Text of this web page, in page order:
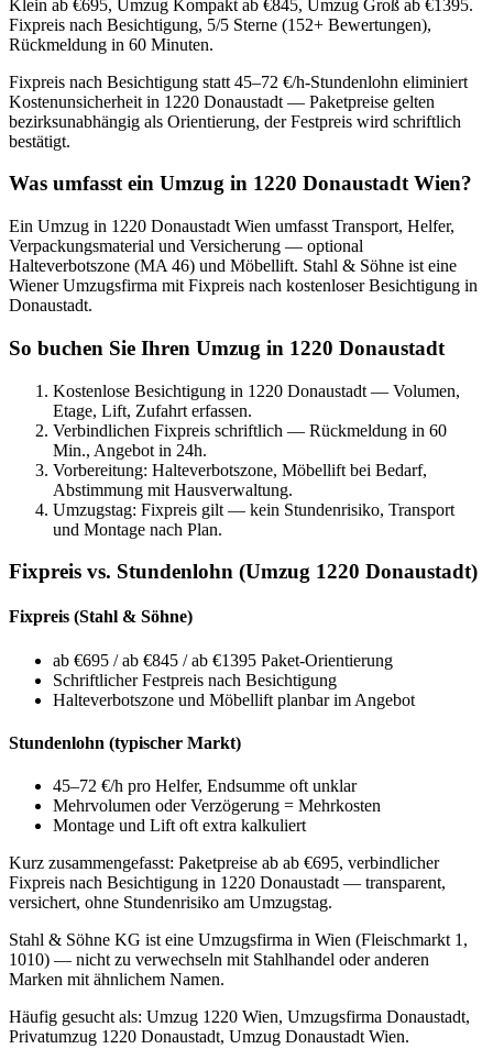
Klein ab €695, Umzug Kompakt ab €845, Umzug Groß ab €1395.
Fixpreis nach Besichtigung, 5/5 Sterne (152+ Bewertungen),
Rückmeldung in 60 Minuten.
Fixpreis nach Besichtigung statt 45–72 €/h-Stundenlohn eliminiert
Kostenunsicherheit in 1220 Donaustadt — Paketpreise gelten
bezirksunabhängig als Orientierung, der Festpreis wird schriftlich
bestätigt.
Was umfasst ein Umzug in 1220 Donaustadt Wien?
Ein Umzug in 1220 Donaustadt Wien umfasst Transport, Helfer,
Verpackungsmaterial und Versicherung — optional
Halteverbotszone (MA 46) und Möbellift. Stahl & Söhne ist eine
Wiener Umzugsfirma mit Fixpreis nach kostenloser Besichtigung in
Donaustadt.
So buchen Sie Ihren Umzug in 1220 Donaustadt
Kostenlose Besichtigung in 1220 Donaustadt — Volumen,
Etage, Lift, Zufahrt erfassen.
Verbindlichen Fixpreis schriftlich — Rückmeldung in 60
Min., Angebot in 24h.
Vorbereitung: Halteverbotszone, Möbellift bei Bedarf,
Abstimmung mit Hausverwaltung.
Umzugstag: Fixpreis gilt — kein Stundenrisiko, Transport
und Montage nach Plan.
Fixpreis vs. Stundenlohn (Umzug 1220 Donaustadt)
Fixpreis (Stahl & Söhne)
ab €695 / ab €845 / ab €1395 Paket-Orientierung
Schriftlicher Festpreis nach Besichtigung
Halteverbotszone und Möbellift planbar im Angebot
Stundenlohn (typischer Markt)
45–72 €/h pro Helfer, Endsumme oft unklar
Mehrvolumen oder Verzögerung = Mehrkosten
Montage und Lift oft extra kalkuliert
Kurz zusammengefasst: Paketpreise ab ab €695, verbindlicher
Fixpreis nach Besichtigung in 1220 Donaustadt — transparent,
versichert, ohne Stundenrisiko am Umzugstag.
Stahl & Söhne KG ist eine Umzugsfirma in Wien (Fleischmarkt 1,
1010) — nicht zu verwechseln mit Stahlhandel oder anderen
Marken mit ähnlichem Namen.
Häufig gesucht als: Umzug 1220 Wien, Umzugsfirma Donaustadt,
Privatumzug 1220 Donaustadt, Umzug Donaustadt Wien.